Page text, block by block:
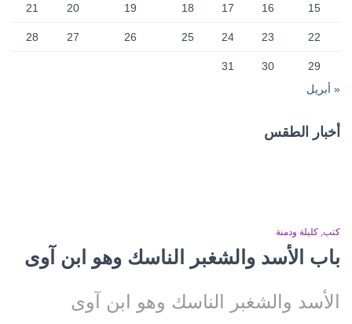
15
16
17
18
19
20
21
22
23
24
25
26
27
28
29
30
31
« أبريل
أخبار الطقس
كتب كليلة ودمنة
باب الأسد والشغبر الناسك وهو ابن آوى
الأسد والشغبر الناسك وهو ابن آوى